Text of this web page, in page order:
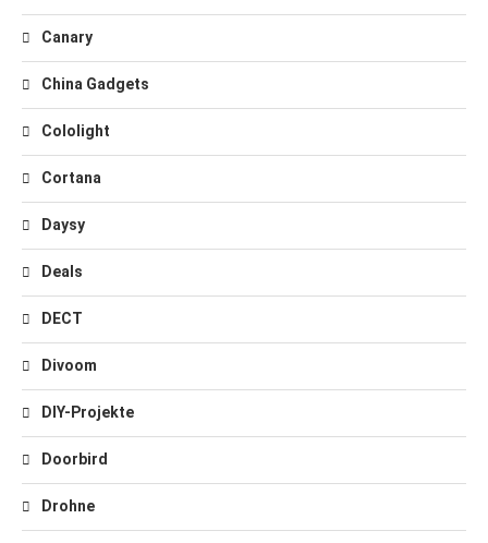
Canary
China Gadgets
Cololight
Cortana
Daysy
Deals
DECT
Divoom
DIY-Projekte
Doorbird
Drohne